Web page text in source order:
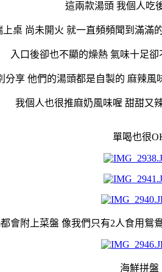
這兩款湯頭 我個人吃
上桌 尚未開火 就一直頻頻聞到滿滿
入口後卻也不顯的燥熱 氣味十足
分享 他們的湯頭都是自製的 麻辣
我個人也很推麻奶風味喔 甜甜又
單喝也很
會附上菜盤 像我們只有2人食用鴛
海鮮拼盤